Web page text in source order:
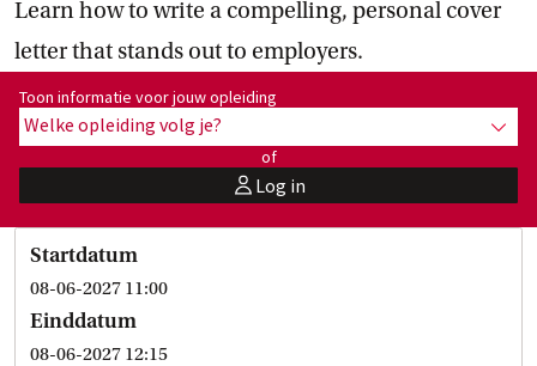
Learn how to write a compelling, personal cover
letter that stands out to employers.
Toon informatie voor opleiding:
Toon informatie voor jouw opleiding
Welke opleiding volg je? toon
of
userLog in
Startdatum
08-06-2027 11:00
Einddatum
08-06-2027 12:15